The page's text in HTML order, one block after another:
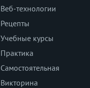
Веб-технологии
Рецепты
Учебные курсы
Практика
Самостоятельная
Викторина